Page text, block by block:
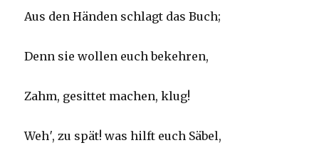
Aus den Händen schlagt das Buch;
Denn sie wollen euch bekehren,
Zahm, gesittet machen, klug!
Weh′, zu spät! was hilft euch Säbel,